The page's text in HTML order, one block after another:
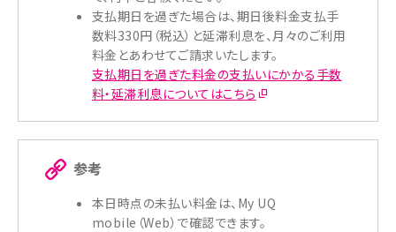
支払期日を過ぎた場合は、期日後料金支払手
数料330円（税込）と延滞利息を、月々のご利用
料金とあわせてご請求いたします。
支払期日を過ぎた料金の支払いにかかる手数
料・延滞利息についてはこちら
参考
本日時点の未払い料金は、My UQ
mobile（Web）で確認できます。